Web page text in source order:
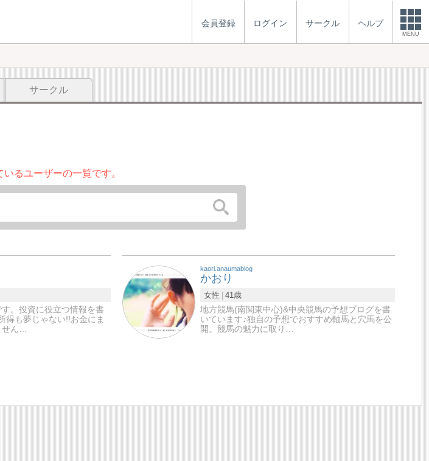
会員登録 ログイン サークル ヘルプ
MENU
サークル
るユーザーの一覧です。
。投資に役立つ情報を書
得も夢じゃない!!お金にま
ん…
kaori.anaumablog
かおり
女性
41歳
地方競馬(南関東中心)&中央競馬の予想ブログを書
いています♪独自の予想でおすすめ軸馬と穴馬を公
開。競馬の魅力に取り…